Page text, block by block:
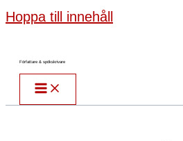
Hoppa till innehåll
Författare & spökskrivare